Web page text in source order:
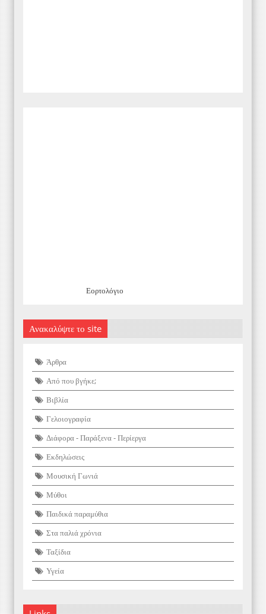
Εορτολόγιο
Ανακαλύψτε το site
Άρθρα
Από που βγήκε;
Βιβλία
Γελοιογραφία
Διάφορα - Παράξενα - Περίεργα
Εκδηλώσεις
Μουσική Γωνιά
Μύθοι
Παιδικά παραμύθια
Στα παλιά χρόνια
Ταξίδια
Υγεία